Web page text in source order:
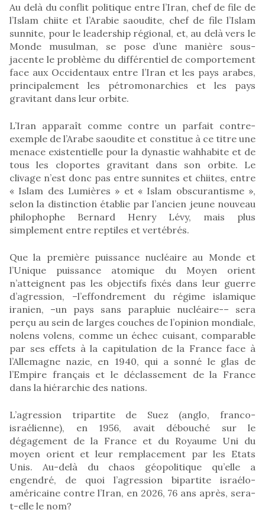
Au delà du conflit politique entre l’Iran, chef de file de
l’Islam chiite et l’Arabie saoudite, chef de file l’Islam
sunnite, pour le leadership régional, et, au delà vers le
Monde musulman, se pose d’une manière sous-
jacente le problème du différentiel de comportement
face aux Occidentaux entre l’Iran et les pays arabes,
principalement les pétromonarchies et les pays
gravitant dans leur orbite.
L’Iran apparaît comme contre un parfait contre-
exemple de l’Arabe saoudite et constitue à ce titre une
menace existentielle pour la dynastie wahhabite et de
tous les cloportes gravitant dans son orbite. Le
clivage n’est donc pas entre sunnites et chiites, entre
« Islam des Lumières » et « Islam obscurantisme »,
selon la distinction établie par l’ancien jeune nouveau
philophophe Bernard Henry Lévy, mais plus
simplement entre reptiles et vertébrés.
Que la première puissance nucléaire au Monde et
l’Unique puissance atomique du Moyen orient
n’atteignent pas les objectifs fixés dans leur guerre
d’agression, –l’effondrement du régime islamique
iranien, –un pays sans parapluie nucléaire-– sera
perçu au sein de larges couches de l’opinion mondiale,
nolens volens, comme un échec cuisant, comparable
par ses effets à la capitulation de la France face à
l’Allemagne nazie, en 1940, qui a sonné le glas de
l’Empire français et le déclassement de la France
dans la hiérarchie des nations.
L’agression tripartite de Suez (anglo, franco-
israélienne), en 1956, avait débouché sur le
dégagement de la France et du Royaume Uni du
moyen orient et leur remplacement par les Etats
Unis. Au-delà du chaos géopolitique qu’elle a
engendré, de quoi l’agression bipartite israélo-
américaine contre l’Iran, en 2026, 76 ans après, sera-
t-elle le nom?